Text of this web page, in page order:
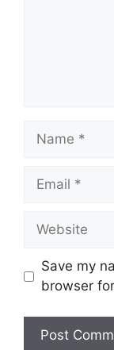
Name
Email
Website
Save my
browser